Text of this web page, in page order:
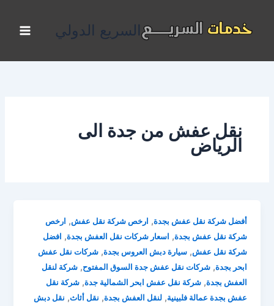
المحتوى
السريع الدولي
نقل عفش من جدة الى
الرياض
أفضل شركة نقل عفش بجدة, ارخص شركة نقل عفش, ارخص
شركة نقل عفش بجدة, اسعار شركات نقل العفش بجدة, افضل
شركة نقل عفش,سيارة دبش العروس بجدة,شركات نقل عفش
ابحر بجدة,شركات نقل عفش جدة السوق المفتوح,شركة لنقل
العفش بجدة,شركة نقل عفش ابحر الشمالية جدة,شركة نقل
عفش بجدة عمالة فلبينية,لنقل العفش بجدة, نقل أثاث, نقل دبش